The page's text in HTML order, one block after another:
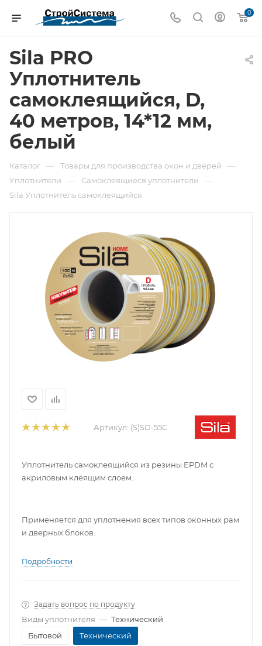
0
Sila PRO
Уплотнитель
самоклеящийся, D,
40 метров, 14*12 мм,
белый
Каталог — Товары для производства окон и дверей —
Уплотнители — Самоклеящиеся уплотнители —
Sila Уплотнитель самоклеящийся
Артикул: (S)SD-55C
Уплотнитель самоклеящийся из резины EPDM с
акриловым клеящим слоем.
Применяется для уплотнения всех типов оконных рам
и дверных блоков.
Подробности
Задать вопрос по продукту
Виды уплотнителя — Технический
Бытовой
Технический